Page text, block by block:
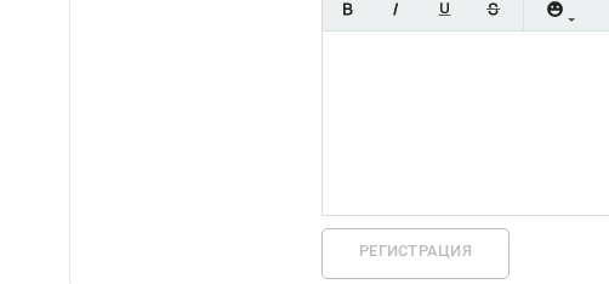
РЕГИСТРАЦИЯ